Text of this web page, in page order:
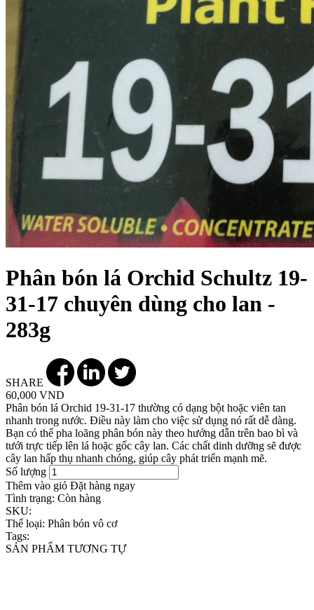
Phân bón lá Orchid Schultz 19-
31-17 chuyên dùng cho lan -
283g
SHARE
60,000 VND
Phân bón lá Orchid 19-31-17 thường có dạng bột hoặc viên tan
nhanh trong nước. Điều này làm cho việc sử dụng nó rất dễ dàng.
Bạn có thể pha loãng phân bón này theo hướng dẫn trên bao bì và
tưới trực tiếp lên lá hoặc gốc cây lan. Các chất dinh dưỡng sẽ được
cây lan hấp thụ nhanh chóng, giúp cây phát triển mạnh mẽ.
Số lượng
Thêm vào giỏ Đặt hàng ngay
Tình trạng: Còn hàng
SKU:
Thể loại: Phân bón vô cơ
Tags:
SẢN PHẨM TƯƠNG TỰ